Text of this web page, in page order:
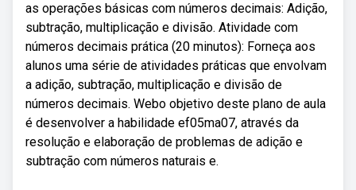
as operações básicas com números decimais: Adição,
subtração, multiplicação e divisão. Atividade com
números decimais prática (20 minutos): Forneça aos
alunos uma série de atividades práticas que envolvam
a adição, subtração, multiplicação e divisão de
números decimais. Webo objetivo deste plano de aula
é desenvolver a habilidade ef05ma07, através da
resolução e elaboração de problemas de adição e
subtração com números naturais e.